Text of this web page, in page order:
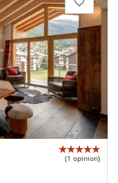
(1 opinion)